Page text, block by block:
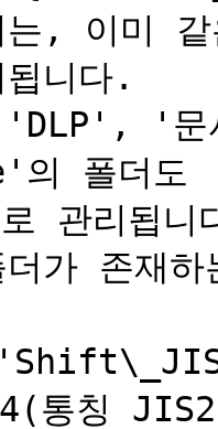
니다.
'문
폴더도
로 관리됩
가 존재
통칭